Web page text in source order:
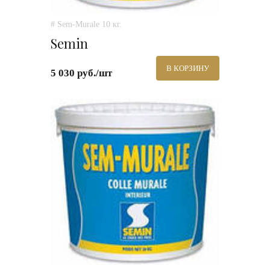
# Sem-Murale 10 кг.
Semin
5 030 руб./шт В КОРЗИНУ